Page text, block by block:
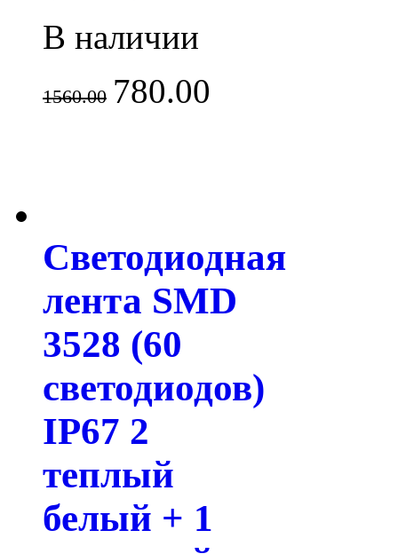
В наличии
1560.00 780.00
Светодиодная
лента SMD
3528 (60
светодиодов)
IP67 2
теплый
белый + 1